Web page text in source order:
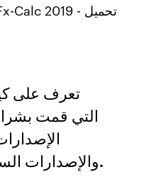
تعرف على
والإصدارات السابقة من التطبيقات.